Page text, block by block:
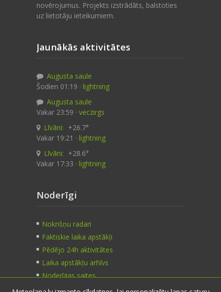
novērojumus. Projekts izstrādāts, balstoties
uz lietotāju ieteikumiem.
Jaunākās aktivitātes
Augusta saule
Šodien 01:19 · lightning
Augusta saule
Vakar 23:59 · veczirgs
Līvāni: +26.7°
Vakar 19:21 · lightning
Līvāni: +28.6°
Vakar 17:33 · lightning
Noderīgi
Nokrišņu radari
Faktiskie laika apstākļi
Pēdējo 24h aktivitātes
Laika apstākļu arhīvs
Noderīgas saites